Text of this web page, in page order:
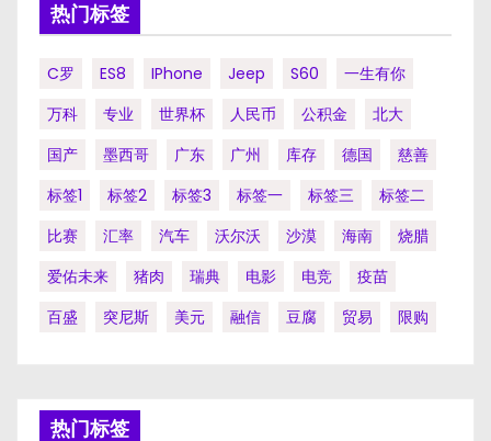
热门标签
C罗 ES8 IPhone Jeep S60
一生有你
万科
专业 世界杯 人民币 公积金
北大
国产
墨西哥 广东 广州 库存 德国
慈善
标签1
标签2 标签3 标签一 标签三
标签二
比赛
汇率 汽车 沃尔沃 沙漠 海南
烧腊
爱佑未来
猪肉 瑞典 电影 电竞
疫苗
百盛
突尼斯 美元 融信 豆腐 贸易 限购
热门标签